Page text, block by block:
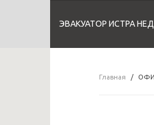
ЭВАКУАТОР ИСТРА
Главная